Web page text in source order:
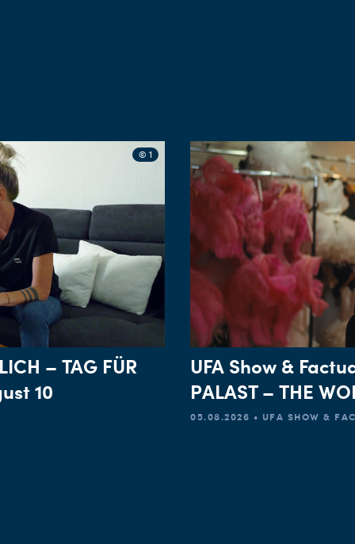
© 1
– TAG FÜR
10
UFA Show &
PALAST – THE
05.08.2026 • UFA SHOW &